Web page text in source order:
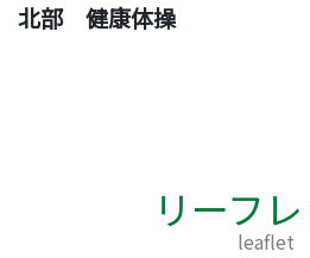
北部 健康体操
リーフ
leaflet